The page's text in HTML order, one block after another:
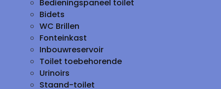
Bedieningspaneel toilet
Bidets
WC Brillen
Fonteinkast
Inbouwreservoir
Toilet toebehorende
Urinoirs
Staand-toilet